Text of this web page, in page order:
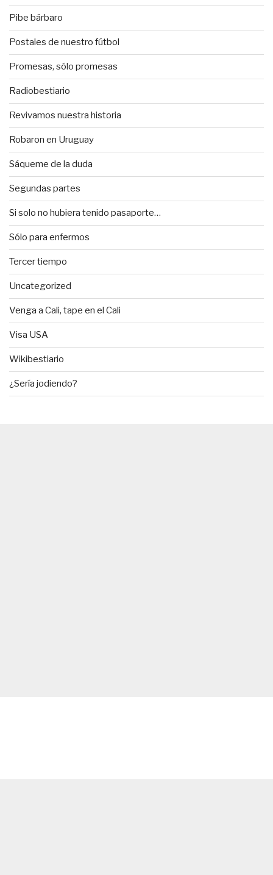
Pibe bárbaro
Postales de nuestro fútbol
Promesas, sólo promesas
Radiobestiario
Revivamos nuestra historia
Robaron en Uruguay
Sáqueme de la duda
Segundas partes
Si solo no hubiera tenido pasaporte…
Sólo para enfermos
Tercer tiempo
Uncategorized
Venga a Cali, tape en el Cali
Visa USA
Wikibestiario
¿Sería jodiendo?